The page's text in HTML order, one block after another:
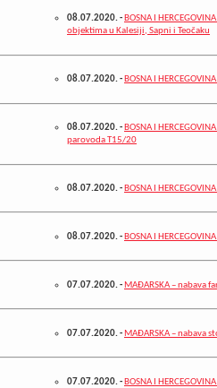
08.07.2020.-BOSNA I
objektima u Kalesiji, Sapni i Teočaku
08.07.2020.- BOSNA I
08.07.2020.- BOSNA I
parovoda T15/20
08.07.2020.- BOSNA I
08.07.2020.- BOSNA I
07.07.2020.- MAĐARSKA – nabava
07.07.2020.- MAĐARSKA – nabava
07.07.2020.- BOSNA I